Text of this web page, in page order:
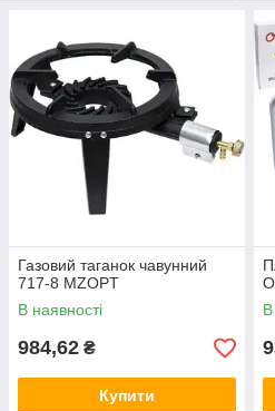
Газовий таганок чавунний
717-8 MZOPT
В наявності
984,62 ₴
Купити
В